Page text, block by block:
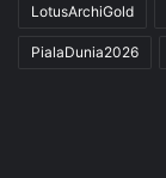
LotusArchiGold
PialaDunia2026